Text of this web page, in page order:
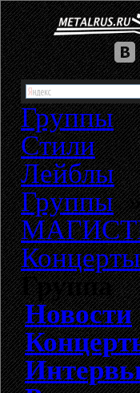
Группы
Стили
Лейблы
Группы
Концерты
Группа
Новости